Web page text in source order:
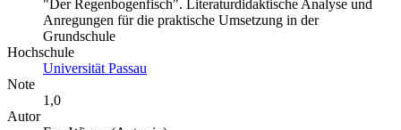
"Der Regenbogenfisch". Literaturdidaktische Analyse und
Anregungen für die praktische Umsetzung in der
Grundschule
Hochschule
Universität Passau
Note
1,0
Autor